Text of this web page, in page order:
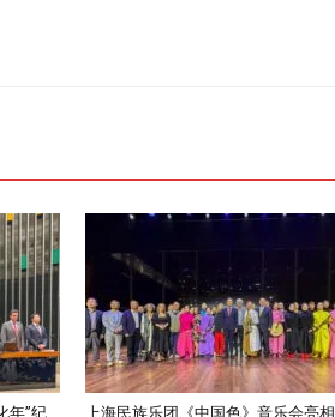
年”纪
上海民族乐团《中国色》音乐会亮相